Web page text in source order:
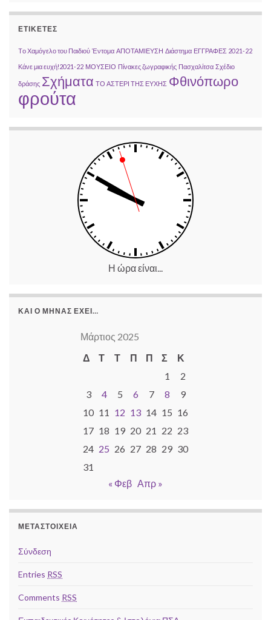
ΕΤΙΚΈΤΕΣ
Tο Χαμόγελο του Παιδιού Έντομα ΑΠΟΤΑΜΙΕΥΣΗ Διάστημα ΕΓΓΡΑΦΕΣ 2021-22
Κάνε μια ευχή!2021-22 ΜΟΥΣΕΙΟ Πίνακες ζωγραφικής Πασχαλίτσα Σχέδιο
δράσης Σχήματα ΤΟ ΑΣΤΕΡΙ ΤΗΣ ΕΥΧΗΣ Φθινόπωρο
φρούτα
Η ώρα είναι...
ΚΑΙ Ο ΜΉΝΑΣ ΈΧΕΙ…
Μάρτιος 2025
Δ
Τ Τ Π Π Σ
Κ
1
2
3
4 5 6 7 8
9
10 11 12 13 14 15 16
17 18 19 20 21 22 23
24 25 26 27 28 29 30
31
« Φεβ Απρ »
ΜΕΤΑΣΤΟΙΧΕΊΑ
Σύνδεση
Entries RSS
Comments RSS